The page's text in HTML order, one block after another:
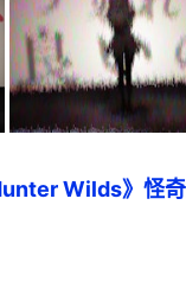
Wilds》怪